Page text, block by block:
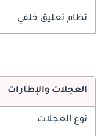
نظام تعليق خلفي
العجلات والإطارات
نوع العجلات